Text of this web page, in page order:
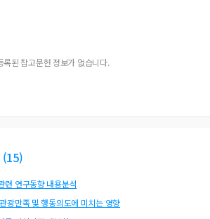
록된 참고문헌 정보가 없습니다.
(15)
련 연구동향 내용분석
광만족 및 행동의도에 미치는 영향